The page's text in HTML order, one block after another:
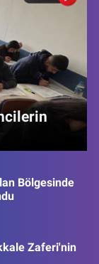
Bölgesinde
Zaferi'nin